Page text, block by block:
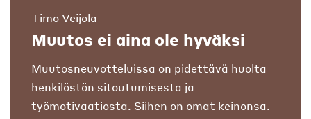
Timo Veijola
Muutos ei aina ole hyväksi
Muutosneuvotteluissa on pidettävä huolta
henkilöstön sitoutumisesta ja
työmotivaatiosta. Siihen on omat keinonsa.